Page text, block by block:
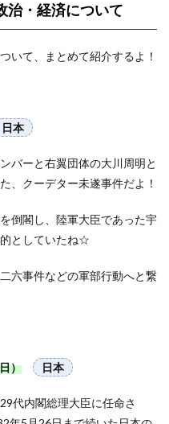
治・経済について
いて、まとめて紹介するよ！
日本
バーと右翼団体の大川周明と
、クーデター未遂事件だよ！
倒閣し、陸軍大臣であった宇
としていたね☆
六事件などの軍部行動へと繋
） 日本
代内閣総理大臣に任命さ